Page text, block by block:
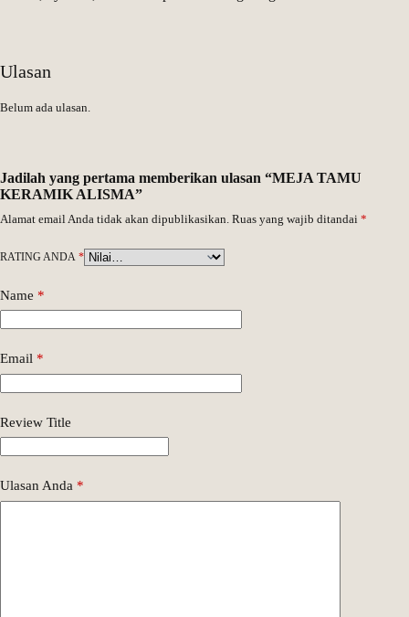
Ulasan
Belum ada ulasan.
Jadilah yang pertama memberikan ulasan “MEJA TAMU
KERAMIK ALISMA”
Alamat email Anda tidak akan dipublikasikan. Ruas yang wajib ditandai *
RATING ANDA *
Name *
Email *
Review Title
Ulasan Anda *